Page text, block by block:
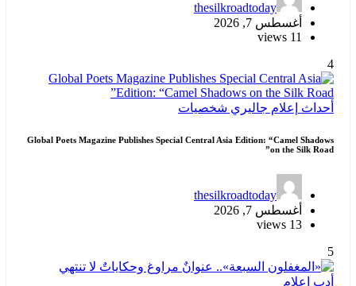
Global Poets Magazine Publishes Special Central